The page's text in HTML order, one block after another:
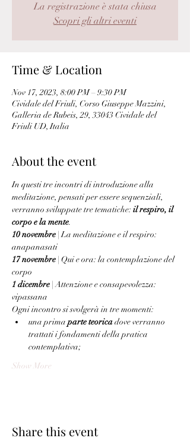
La registrazione è stata chiusa
Scopri gli altri eventi
Time & Location
Nov 17, 2023, 8:00 PM – 9:30 PM
Cividale del Friuli, Corso Giuseppe Mazzini,
Galleria de Rubeis, 29, 33043 Cividale del
Friuli UD, Italia
About the event
In questi tre incontri di introduzione alla
meditazione, pensati per essere sequenziali,
verranno sviluppate tre tematiche: il respiro, il
corpo e la mente.
10 novembre | La meditazione e il respiro:
anapanasati
17 novembre | Qui e ora: la contemplazione del
corpo
1 dicembre | Attenzione e consapevolezza:
vipassana
Ogni incontro si svolgerà in tre momenti:
una prima parte teorica dove verranno
trattati i fondamenti della pratica
contemplativa;
Show More
Share this event